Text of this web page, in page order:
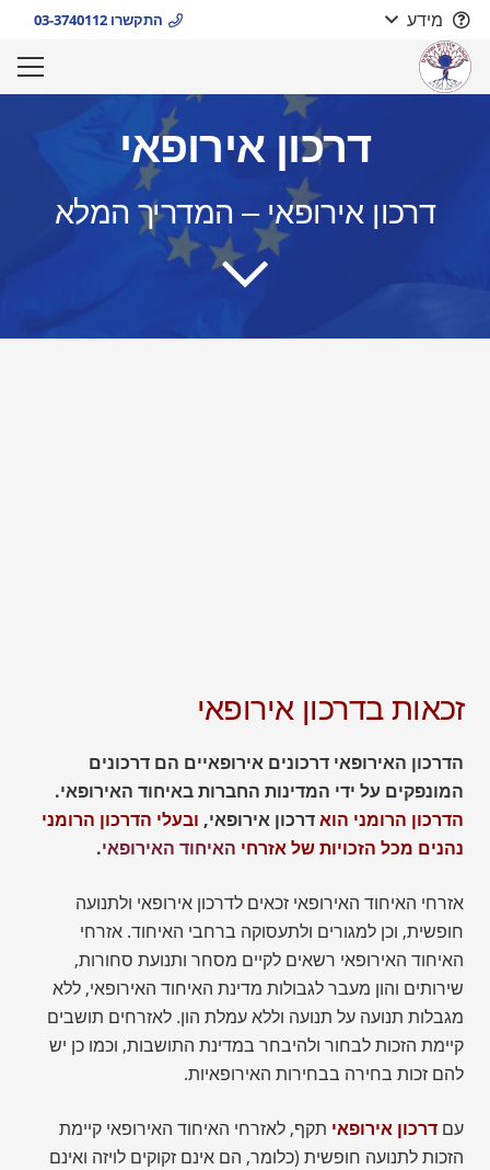
מידע התקשרו 03-3740112
דרכון אירופאי
דרכון אירופאי – המדריך המלא
זכאות בדרכון אירופאי​
הדרכון האירופאי דרכונים אירופאיים הם דרכונים
המונפקים על ידי המדינות החברות באיחוד האירופאי.
הדרכון הרומני הואדרכון אירופאי, ובעלי הדרכון הרומני
נהנים מכל הזכויות של אזרחי האיחוד האירופאי.
אזרחי האיחוד האירופאי זכאים לדרכון אירופאי ולתנועה
חופשית, וכן למגורים ולתעסוקה ברחבי האיחוד. אזרחי
האיחוד האירופאי רשאים לקיים מסחר ותנועת סחורות,
שירותים והון מעבר לגבולות מדינת האיחוד האירופאי, ללא
מגבלות תנועה על תנועה וללא עמלת הון. לאזרחים תושבים
קיימת הזכות לבחור ולהיבחר במדינת התושבות, וכמו כן יש
להם זכות בחירה בבחירות האירופאיות.
עם דרכון אירופאי תקף, לאזרחי האיחוד האירופאי קיימת
הזכות לתנועה חופשית (כלומר, הם אינם זקוקים לויזה ואינם